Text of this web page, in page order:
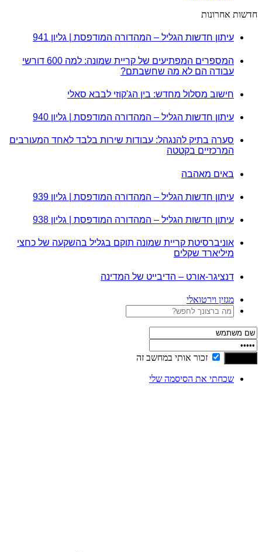
חדשות אחרונות
עיתון חדשות הגליל – המהדורה המודפסת | גליון 941
המספרים המפתיעים של קריית שמונה: למה 600 דורשי
עבודה הם לא מה שחשבתם?
חישוב מסלול מחדש: בין הג'קוזי לבבא סאלי
עיתון חדשות הגליל – המהדורה המודפסת | גליון 940
סערה בתיק להנגהל: עבודות שירות בלבד לאחד המעורבים
המרכזיים בקטטה
באים מאהבה
עיתון חדשות הגליל – המהדורה המודפסת | גליון 939
עיתון חדשות הגליל – המהדורה המודפסת | גליון 938
אוניברסיטת קריית שמונה תוקם בגליל בהשקעה של כחצי
מיליארד שקלים
דנציגר-אורט – הדיבייט של המדינה
מגזין וירטואלי
זכור אותי במחשב זה
שכחתי את הסיסמה שלי